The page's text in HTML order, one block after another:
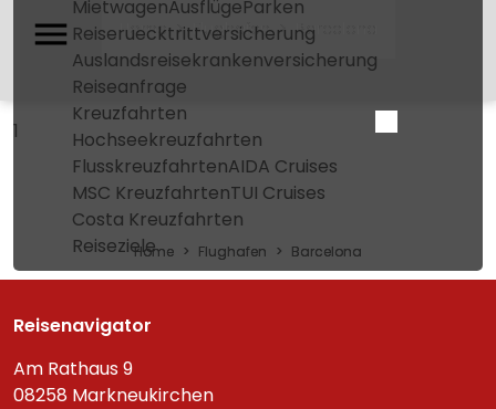
MietwagenAusflügeParken
Reiseruecktrittversicherung
Auslandsreisekrankenversicherung
Reiseanfrage
Kreuzfahrten
Hochseekreuzfahrten
FlusskreuzfahrtenAIDA Cruises
MSC KreuzfahrtenTUI Cruises
Costa Kreuzfahrten
Reiseziele
Home Flughafen Barcelona
1
Home Flughafen Barcelona
Reisenavigator
Am Rathaus 9
08258 Markneukirchen